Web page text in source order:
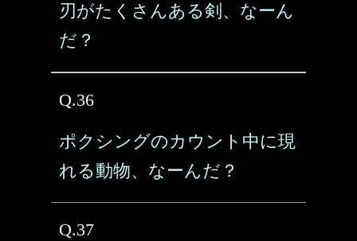
刃がたくさんある剣、なーん
だ？
Q.36
ポクシングのカウント中に現
れる動物、なーんだ？
Q.37